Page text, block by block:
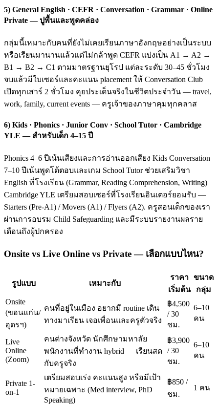
5) General English · CEFR · Conversation · Grammar · Online
Private — ปูพื้นและพูดคล่อง
กลุ่มนี้เหมาะกับคนที่ยังไม่เคยเรียนภาษาอังกฤษอย่างเป็นระบบ
หรือเรียนมานานแล้วแต่ไม่กล้าพูด CEFR แบ่งเป็น A1 → A2 →
B1 → B2 → C1 ตามมาตรฐานยุโรป แต่ละระดับ 30–45 ชั่วโมง
จบแล้วมีใบเซอร์และคะแนน placement ให้ Conversation Club
เปิดทุกเสาร์ 2 ชั่วโมง คุยประเด็นจริงในชีวิตประจำวัน — travel,
work, family, current events — ครูเจ้าของภาษาคุมทุกคลาส
6) Kids · Phonics · Junior Conv · School Tutor · Cambridge
YLE — สำหรับเด็ก 4–15 ปี
Phonics 4–6 ปีเน้นเสียงและการอ่านออกเสียง Kids Conversation
7–10 ปีเน้นพูดโต้ตอบและเกม School Tutor ช่วยเสริมวิชา
English ที่โรงเรียน (Grammar, Reading Comprehension, Writing)
Cambridge YLE เตรียมสอบเซอร์ที่โรงเรียนอินเตอร์ยอมรับ —
Starters (Pre-A1) / Movers (A1) / Flyers (A2). ครูสอนเด็กของเรา
ผ่านการอบรม Child Safeguarding และมีระบบรายงานผลราย
เดือนถึงผู้ปกครอง
Onsite vs Live Online vs Private — เลือกแบบไหน?
รูปแบบ เหมาะกับ
ราคา
เริ่มต้น
ขนาด
กลุ่ม
Onsite
(ขอนแก่น/
อุดรฯ)
คนที่อยู่ในเมือง อยากมี routine เดิน
ทางมาเรียน เจอเพื่อนและครูตัวจริง
฿4,500
/ 30
ชม.
6–10
คน
Live
Online
(Zoom)
คนต่างจังหวัด นักศึกษามหาลัย
พนักงานที่ทำงาน hybrid — เรียนสด
กับครูจริง
฿3,900
/ 30
ชม.
6–10
คน
Private 1-
on-1
เตรียมสอบเร่ง คะแนนสูง หรือมีเป้า
หมายเฉพาะ (Med interview, PhD
Speaking)
฿850 /
ชม.
1 คน